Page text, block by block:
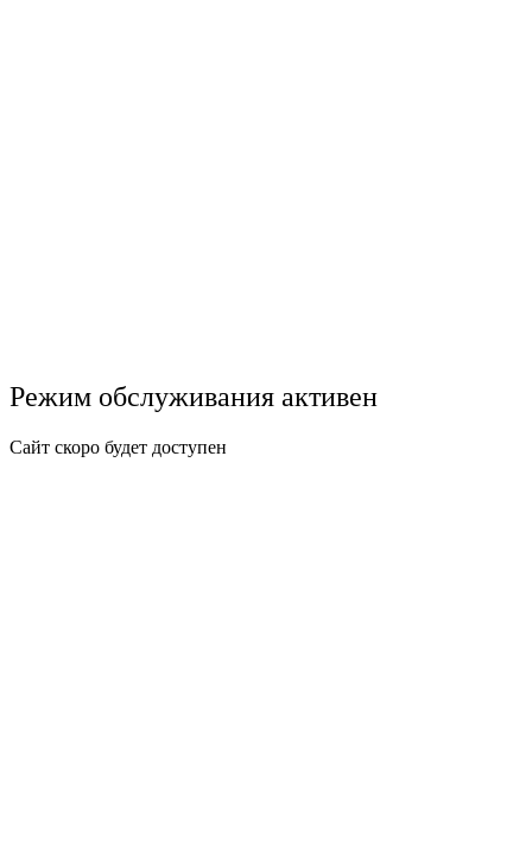
Режим обслуживания активен
Сайт скоро будет доступен